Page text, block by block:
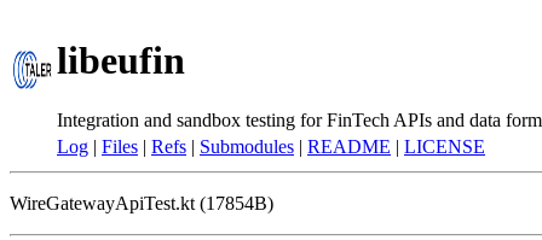
libeufin
Integration and sandbox testing for FinTech APIs and data
Log | Files | Refs | Submodules | README | LICENSE
WireGatewayApiTest.kt (17854B)